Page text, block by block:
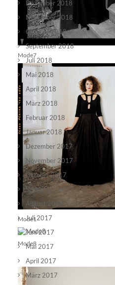
Mode7
Mode1
Mode8
Dezember 2018
November 2018
Oktober 2018
September 2018
Juli 2018
Mai 2018
April 2018
März 2018
Februar 2018
Januar 2018
Dezember 2017
November 2017
Oktober 2017
September 2017
August 2017
Juli 2017
Juni 2017
Mai 2017
April 2017
März 2017